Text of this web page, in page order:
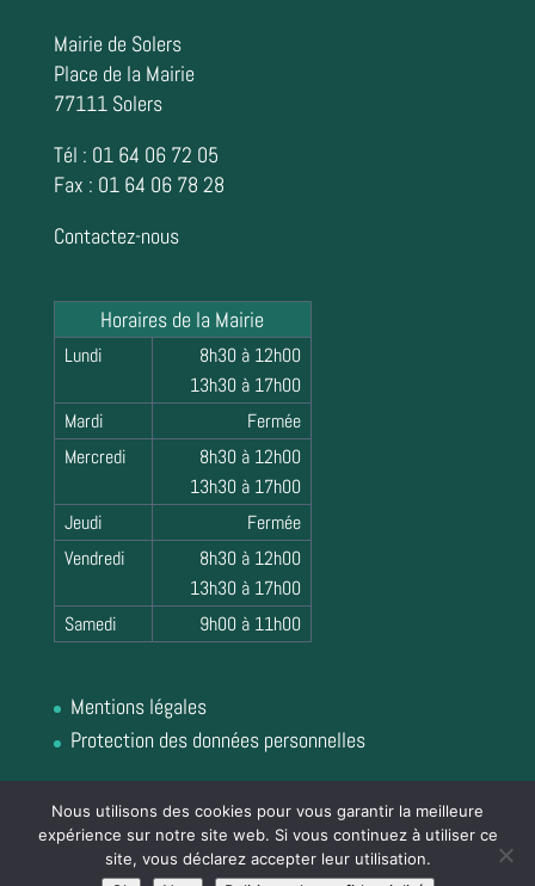
Mairie de Solers
Place de la Mairie
77111 Solers
Tél : 01 64 06 72 05
Fax : 01 64 06 78 28
Contactez-nous
Horaires de la Mairie
Lundi
8h30 à 12h00
13h30 à 17h00
Mardi
Fermée
Mercredi
8h30 à 12h00
13h30 à 17h00
Jeudi
Fermée
Vendredi
8h30 à 12h00
13h30 à 17h00
Samedi
9h00 à 11h00
Mentions légales
Protection des données personnelles
Nous utilisons des cookies pour vous garantir la meilleure
expérience sur notre site web. Si vous continuez à utiliser ce
site, vous déclarez accepter leur utilisation.